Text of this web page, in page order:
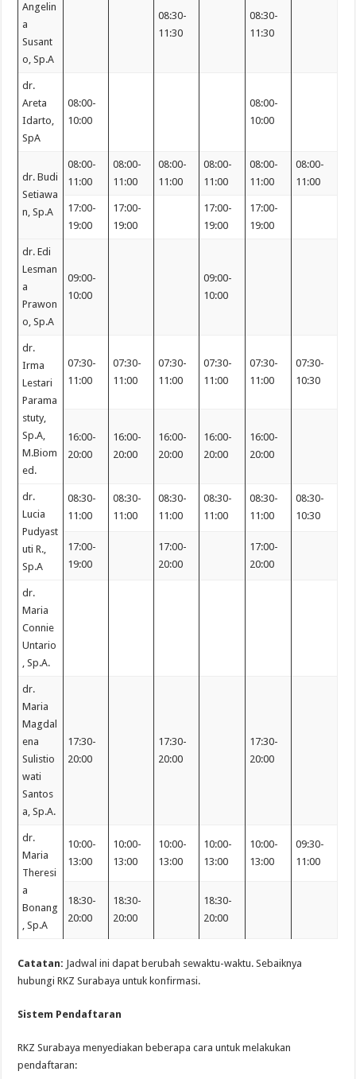
Angelin
a
Susant
o, Sp.A
08:30-
11:30
08:30-
11:30
dr.
Areta
Idarto,
SpA
08:00-
10:00
08:00-
10:00
dr. Budi
Setiawa
n, Sp.A
08:00-
11:00
08:00-
11:00
08:00-
11:00
08:00-
11:00
08:00-
11:00
08:00-
11:00
17:00-
19:00
17:00-
19:00
17:00-
19:00
17:00-
19:00
dr. Edi
Lesman
a
Prawon
o, Sp.A
09:00-
10:00
09:00-
10:00
dr.
Irma
Lestari
Parama
stuty,
Sp.A,
M.Biom
ed.
07:30-
11:00
07:30-
11:00
07:30-
11:00
07:30-
11:00
07:30-
11:00
07:30-
10:30
16:00-
20:00
16:00-
20:00
16:00-
20:00
16:00-
20:00
16:00-
20:00
dr.
Lucia
Pudyast
uti R.,
Sp.A
08:30-
11:00
08:30-
11:00
08:30-
11:00
08:30-
11:00
08:30-
11:00
08:30-
10:30
17:00-
19:00
17:00-
20:00
17:00-
20:00
dr.
Maria
Connie
Untario
, Sp.A.
dr.
Maria
Magdal
ena
Sulistio
wati
Santos
a, Sp.A.
17:30-
20:00
17:30-
20:00
17:30-
20:00
dr.
Maria
Theresi
a
Bonang
, Sp.A
10:00-
13:00
10:00-
13:00
10:00-
13:00
10:00-
13:00
10:00-
13:00
09:30-
11:00
18:30-
20:00
18:30-
20:00
18:30-
20:00
Catatan: Jadwal ini dapat berubah sewaktu-waktu. Sebaiknya
hubungi RKZ Surabaya untuk konfirmasi.
Sistem Pendaftaran
RKZ Surabaya menyediakan beberapa cara untuk melakukan
pendaftaran: